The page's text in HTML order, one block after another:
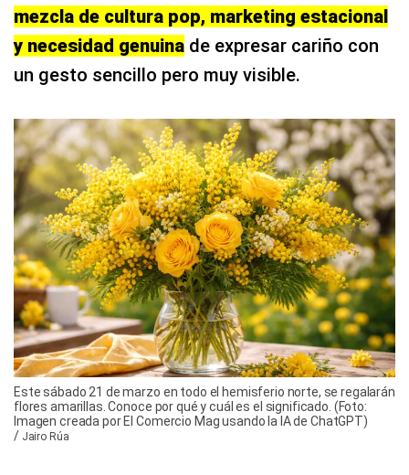
mezcla de cultura pop, marketing estacional
y necesidad genuina de expresar cariño con
un gesto sencillo pero muy visible.
Este sábado 21 de marzo en todo el hemisferio norte, se regalarán
flores amarillas. Conoce por qué y cuál es el significado. (Foto:
Imagen creada por El Comercio Mag usando la IA de ChatGPT)
/ Jairo Rúa